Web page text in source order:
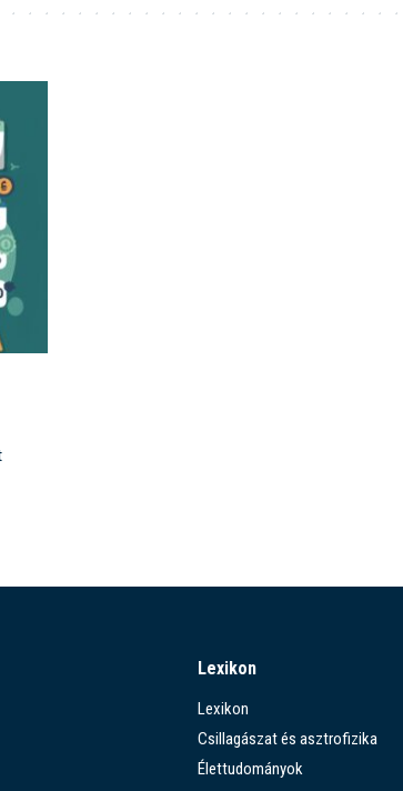
Lexikon
Lexikon
Csillagászat és asztrofizika
Élettudományok